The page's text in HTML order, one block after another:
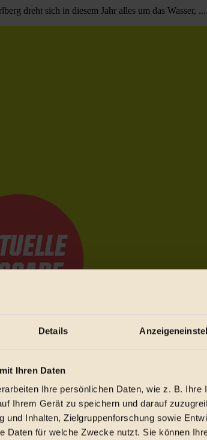
Details
Ihren Daten
Ihre persönlichen Daten, wie z. B. Ihre
Ihrem Gerät zu speichern und darauf
und Inhalten, Zielgruppenforschung sowie
Daten für welche Zwecke nutzt. Sie können
dreht sich in diesem Jahr alles um das Wasser, ...
festzuhalten.
vorbeischauen.
oft zu Hause.
zu dir zurückkommen.